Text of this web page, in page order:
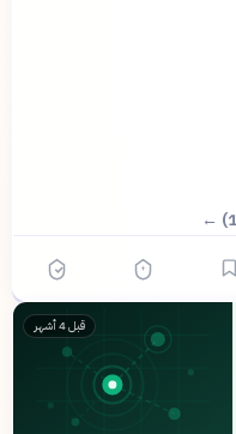
قبل 4 أشهر